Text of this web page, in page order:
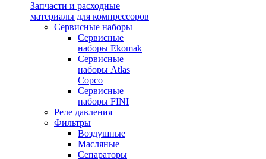
Запчасти и расходные
материалы для компрессоров
Cервисные наборы
Сервисные
наборы Ekomak
Cервисные
наборы Atlas
Copco
Сервисные
наборы FINI
Реле давления
Фильтры
Воздушные
Масляные
Сепараторы